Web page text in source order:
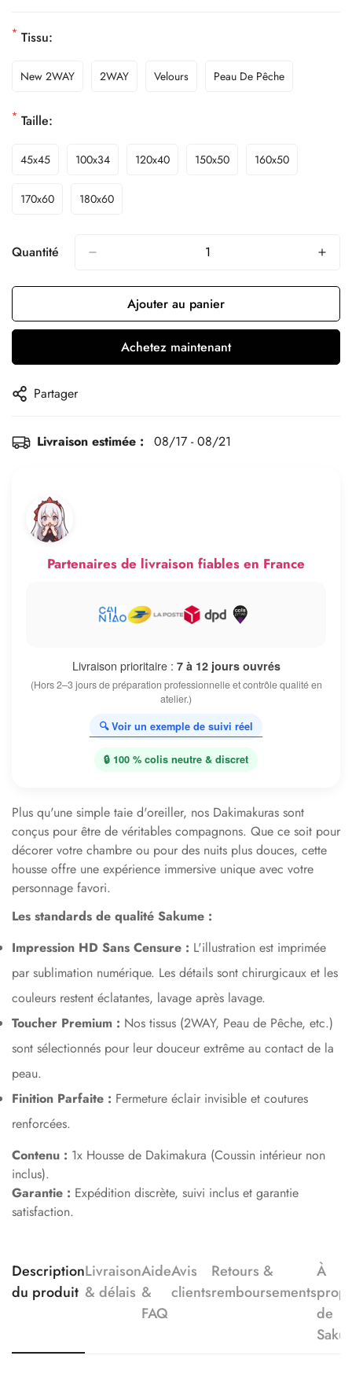
* Tissu:
New 2WAY 2WAY Velours Peau De Pêche
* Taille:
45x45 100x34 120x40 150x50 160x50
170x60 180x60
Quantité
Ajouter au panier
Achetez maintenant
Partager
Livraison estimée : 08/17 - 08/21
Partenaires de livraison fiables en France
Livraison prioritaire : 7 à 12 jours ouvrés
(Hors 2–3 jours de préparation professionnelle et contrôle qualité en
atelier.)
🔍 Voir un exemple de suivi réel
🔒 100 % colis neutre & discret
Plus qu'une simple taie d'oreiller, nos Dakimakuras sont
conçus pour être de véritables compagnons. Que ce soit pour
décorer votre chambre ou pour des nuits plus douces, cette
housse offre une expérience immersive unique avec votre
personnage favori.
Les standards de qualité Sakume :
Impression HD Sans Censure : L'illustration est imprimée
par sublimation numérique. Les détails sont chirurgicaux et les
couleurs restent éclatantes, lavage après lavage.
Toucher Premium : Nos tissus (2WAY, Peau de Pêche, etc.)
sont sélectionnés pour leur douceur extrême au contact de la
peau.
Finition Parfaite : Fermeture éclair invisible et coutures
renforcées.
Contenu : 1x Housse de Dakimakura (Coussin intérieur non
inclus).
Garantie : Expédition discrète, suivi inclus et garantie
satisfaction.
Description
du produit
Livraison
& délais
Aide
&
FAQ
Avis
clients
Retours &
remboursements
À
de